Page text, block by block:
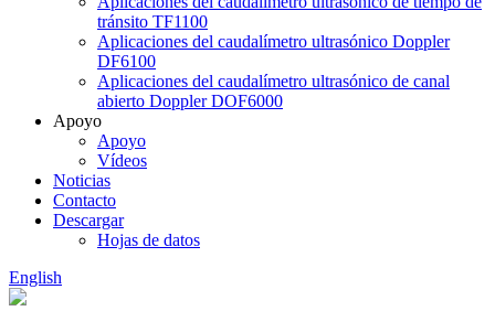
tránsito TF1100
Aplicaciones del caudalímetro ultrasónico Doppler
DF6100
Aplicaciones del caudalímetro ultrasónico de canal
abierto Doppler DOF6000
Apoyo
Apoyo
Vídeos
Noticias
Contacto
Descargar
Hojas de datos
English